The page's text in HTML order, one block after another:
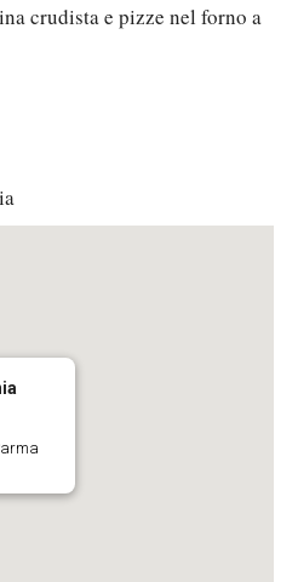
crudista e pizze nel forno a